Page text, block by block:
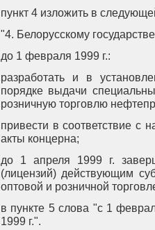
пункт 4 изложить в
"4. Белорусскому
до 1 февраля 1999 г.:
разработать и в
порядке выдачи
розничную торговлю
привести в соответствие с
акты концерна;
до 1 апреля 1999 г.
(лицензий) действующим
оптовой и розничной
в пункте 5 слова "с 1
1999 г.".